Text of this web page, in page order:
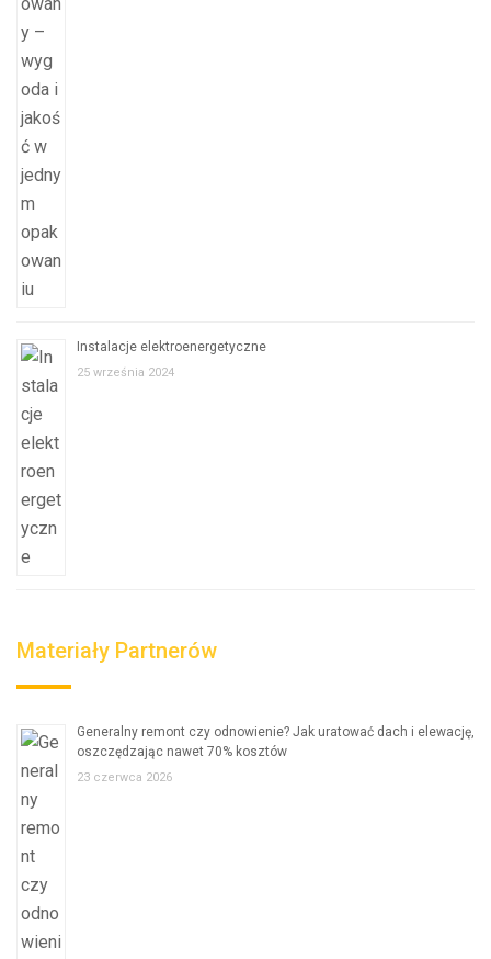
Instalacje elektroenergetyczne
25 września 2024
Materiały Partnerów
Generalny remont czy odnowienie? Jak uratować dach i elewację,
oszczędzając nawet 70% kosztów
23 czerwca 2026